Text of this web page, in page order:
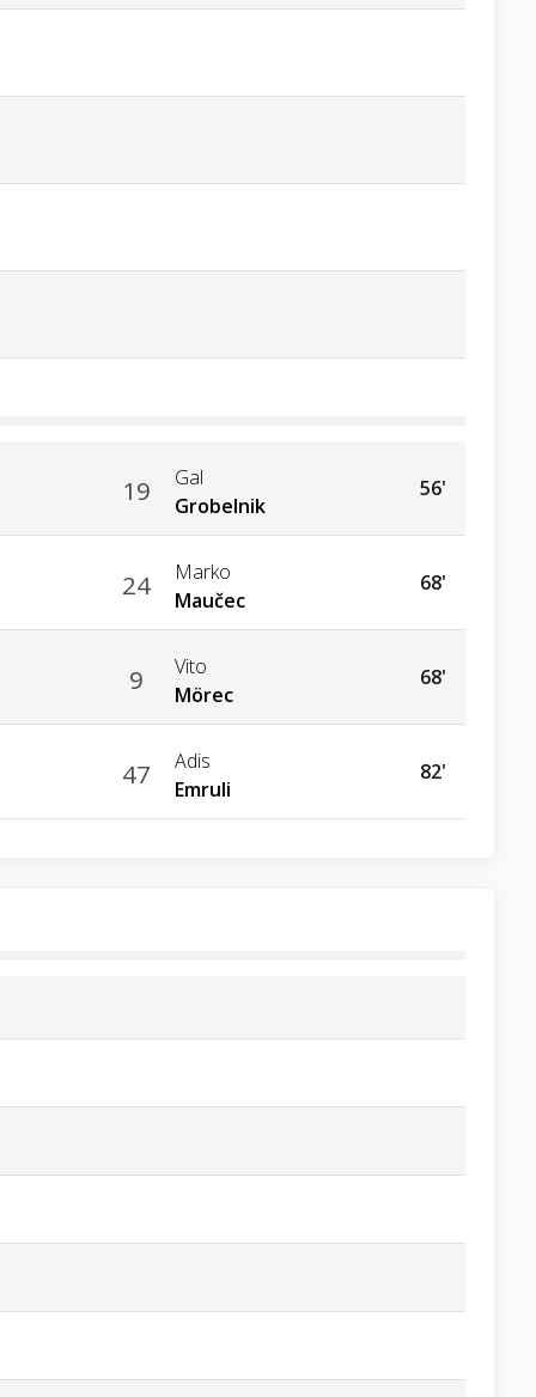
19
Gal
Grobelnik
56'
24
Marko
Maučec
68'
9
Vito
Mörec
68'
47
Adis
Emruli
82'